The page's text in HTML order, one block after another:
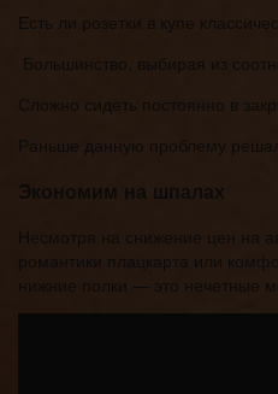
Есть ли розетки в купе
Большинство, выбирая из
Сложно сидеть постоянно в
Раньше данную проблему
Экономим на шпалах
Несмотря на снижение цен на
романтики плацкарта или
нижние полки — это нечетные